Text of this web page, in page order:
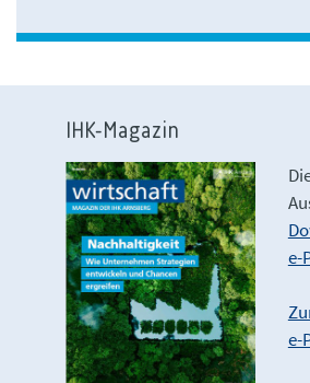
IHK-Magazin
e-
e-